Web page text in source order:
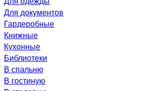
Для документов
Гардеробные
Книжные
Кухонные
Библиотеки
В спальню
В гостиную